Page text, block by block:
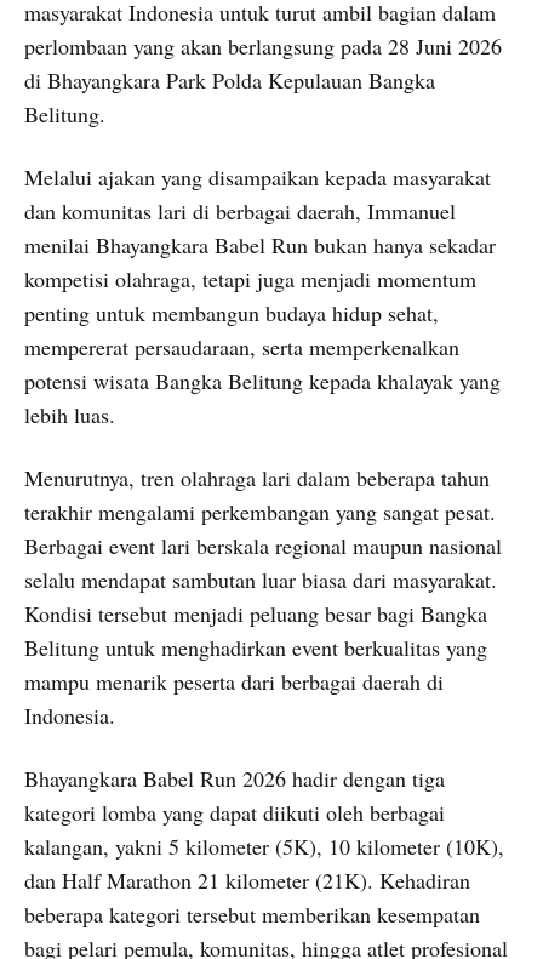
masyarakat Indonesia untuk turut ambil bagian dalam
perlombaan yang akan berlangsung pada 28 Juni 2026
di Bhayangkara Park Polda Kepulauan Bangka
Belitung.
Melalui ajakan yang disampaikan kepada masyarakat
dan komunitas lari di berbagai daerah, Immanuel
menilai Bhayangkara Babel Run bukan hanya sekadar
kompetisi olahraga, tetapi juga menjadi momentum
penting untuk membangun budaya hidup sehat,
mempererat persaudaraan, serta memperkenalkan
potensi wisata Bangka Belitung kepada khalayak yang
lebih luas.
Menurutnya, tren olahraga lari dalam beberapa tahun
terakhir mengalami perkembangan yang sangat pesat.
Berbagai event lari berskala regional maupun nasional
selalu mendapat sambutan luar biasa dari masyarakat.
Kondisi tersebut menjadi peluang besar bagi Bangka
Belitung untuk menghadirkan event berkualitas yang
mampu menarik peserta dari berbagai daerah di
Indonesia.
Bhayangkara Babel Run 2026 hadir dengan tiga
kategori lomba yang dapat diikuti oleh berbagai
kalangan, yakni 5 kilometer (5K), 10 kilometer (10K),
dan Half Marathon 21 kilometer (21K). Kehadiran
beberapa kategori tersebut memberikan kesempatan
bagi pelari pemula, komunitas, hingga atlet profesional